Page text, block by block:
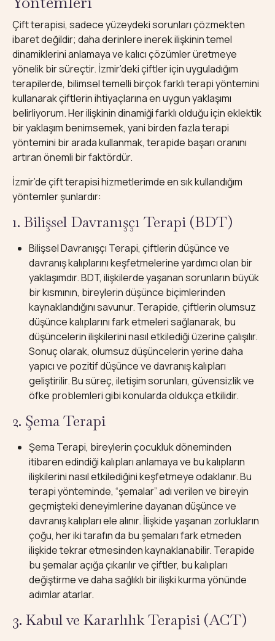
Çift terapisi, sadece yüzeydeki sorunları çözmekten
ibaret değildir; daha derinlere inerek ilişkinin temel
dinamiklerini anlamaya ve kalıcı çözümler üretmeye
yönelik bir süreçtir. İzmir’deki çiftler için uyguladığım
terapilerde, bilimsel temelli birçok farklı terapi yöntemini
kullanarak çiftlerin ihtiyaçlarına en uygun yaklaşımı
belirliyorum. Her ilişkinin dinamiği farklı olduğu için eklektik
bir yaklaşım benimsemek, yani birden fazla terapi
yöntemini bir arada kullanmak, terapide başarı oranını
artıran önemli bir faktördür.
İzmir’de çift terapisi hizmetlerimde en sık kullandığım
yöntemler şunlardır:
1. Bilişsel Davranışçı Terapi (BDT)
Bilişsel Davranışçı Terapi, çiftlerin düşünce ve
davranış kalıplarını keşfetmelerine yardımcı olan bir
yaklaşımdır. BDT, ilişkilerde yaşanan sorunların büyük
bir kısmının, bireylerin düşünce biçimlerinden
kaynaklandığını savunur. Terapide, çiftlerin olumsuz
düşünce kalıplarını fark etmeleri sağlanarak, bu
düşüncelerin ilişkilerini nasıl etkilediği üzerine çalışılır.
Sonuç olarak, olumsuz düşüncelerin yerine daha
yapıcı ve pozitif düşünce ve davranış kalıpları
geliştirilir. Bu süreç, iletişim sorunları, güvensizlik ve
öfke problemleri gibi konularda oldukça etkilidir.
2. Şema Terapi
Şema Terapi, bireylerin çocukluk döneminden
itibaren edindiği kalıpları anlamaya ve bu kalıpların
ilişkilerini nasıl etkilediğini keşfetmeye odaklanır. Bu
terapi yönteminde, “şemalar” adı verilen ve bireyin
geçmişteki deneyimlerine dayanan düşünce ve
davranış kalıpları ele alınır. İlişkide yaşanan zorlukların
çoğu, her iki tarafın da bu şemaları fark etmeden
ilişkide tekrar etmesinden kaynaklanabilir. Terapide
bu şemalar açığa çıkarılır ve çiftler, bu kalıpları
değiştirme ve daha sağlıklı bir ilişki kurma yönünde
adımlar atarlar.
3. Kabul ve Kararlılık Terapisi (ACT)